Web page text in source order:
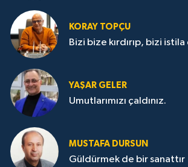
KORAY TOPÇU
Bizi bize kırdırıp, bizi
YAŞAR GELER
Umutlarımızı çaldınız.
MUSTAFA DURSUN
Güldürmek de bir sanattır